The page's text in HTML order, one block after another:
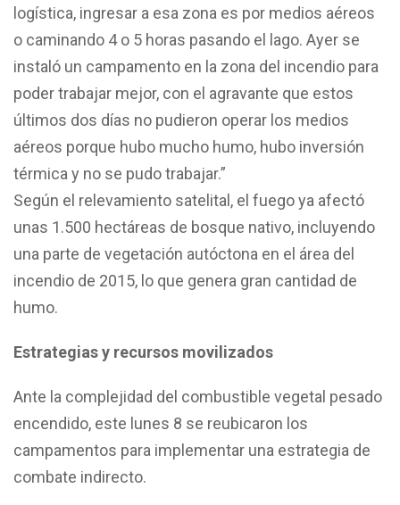
logística, ingresar a esa zona es por medios aéreos
o caminando 4 o 5 horas pasando el lago. Ayer se
instaló un campamento en la zona del incendio para
poder trabajar mejor, con el agravante que estos
últimos dos días no pudieron operar los medios
aéreos porque hubo mucho humo, hubo inversión
térmica y no se pudo trabajar.”
Según el relevamiento satelital, el fuego ya afectó
unas 1.500 hectáreas de bosque nativo, incluyendo
una parte de vegetación autóctona en el área del
incendio de 2015, lo que genera gran cantidad de
humo.
Estrategias y recursos movilizados
Ante la complejidad del combustible vegetal pesado
encendido, este lunes 8 se reubicaron los
campamentos para implementar una estrategia de
combate indirecto.